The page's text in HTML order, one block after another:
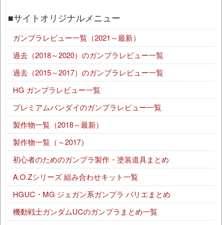
■サイトオリジナルメニュー
ガンプラレビュー一覧（2021～最新）
過去（2018～2020）のガンプラレビュー一覧
過去（2015～2017）のガンプラレビュー一覧
HG ガンプラレビュー一覧
プレミアムバンダイのガンプラレビュー一覧
製作物一覧（2018～最新）
製作物一覧（～2017）
初心者のためのガンプラ製作・塗装道具まとめ
A.O.Zシリーズ 組み合わせキット一覧
HGUC・MG ジェガン系ガンプラ バリエまとめ
機動戦士ガンダムUCのガンプラまとめ一覧